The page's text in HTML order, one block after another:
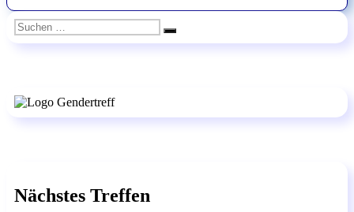
Suchen
nach:
Suchen
Nächstes Treffen